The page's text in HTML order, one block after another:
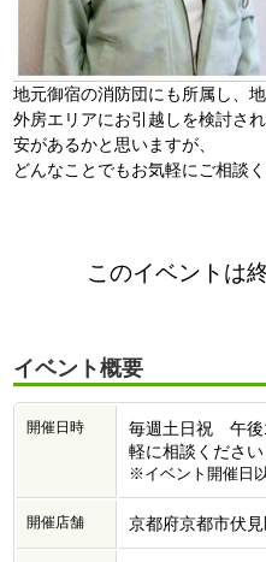
地元御宿の消防団にも所属し、
外房エリアにお引越しを検討さ
安があるかと思いますが、
どんなことでもお気軽にご相談く
このイベントは
イベント概要
開催日時
毎週土日祝 午後
軽に相談ください
※イベント開催日
開催店舗 京都府京都市伏